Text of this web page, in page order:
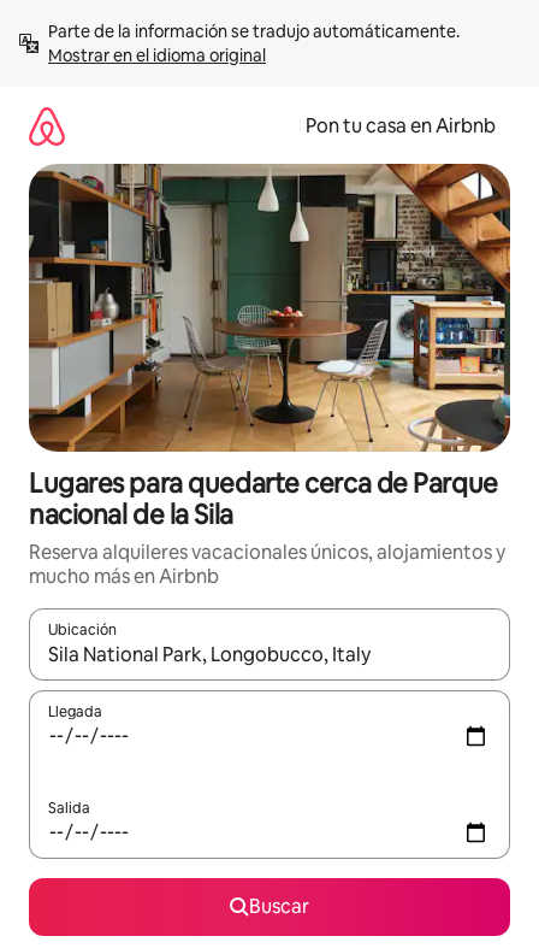
contenidoMostrar en el idioma original
Pon tu casa en Airbnb
Lugares para quedarte cerca de Parque
nacional de la Sila
Reserva alquileres vacacionales únicos, alojamientos y
mucho más en Airbnb
Ubicación
Cuando los resultados estén disponibles, navega con las
Llegada
Salida
Buscar